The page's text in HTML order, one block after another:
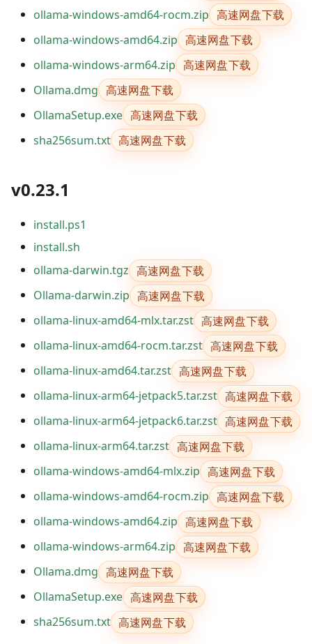
ollama-windows-amd64-rocm.zip 高速网盘下载
ollama-windows-amd64.zip 高速网盘下载
ollama-windows-arm64.zip 高速网盘下载
Ollama.dmg 高速网盘下载
OllamaSetup.exe 高速网盘下载
sha256sum.txt 高速网盘下载
v0.23.1
install.ps1
install.sh
ollama-darwin.tgz 高速网盘下载
Ollama-darwin.zip 高速网盘下载
ollama-linux-amd64-mlx.tar.zst 高速网盘下载
ollama-linux-amd64-rocm.tar.zst 高速网盘下载
ollama-linux-amd64.tar.zst 高速网盘下载
ollama-linux-arm64-jetpack5.tar.zst 高速网盘下载
ollama-linux-arm64-jetpack6.tar.zst 高速网盘下载
ollama-linux-arm64.tar.zst 高速网盘下载
ollama-windows-amd64-mlx.zip 高速网盘下载
ollama-windows-amd64-rocm.zip 高速网盘下载
ollama-windows-amd64.zip 高速网盘下载
ollama-windows-arm64.zip 高速网盘下载
Ollama.dmg 高速网盘下载
OllamaSetup.exe 高速网盘下载
sha256sum.txt 高速网盘下载